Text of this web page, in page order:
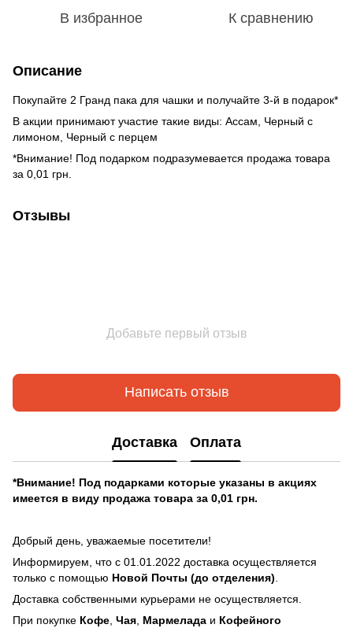
В избранное К сравнению
Описание
Покупайте 2 Гранд пака для чашки и получайте 3-й в подарок*
В акции принимают участие такие виды: Ассам, Черный с
лимоном, Черный с перцем
*Внимание! Под подарком подразумевается продажа товара
за 0,01 грн.
Отзывы
Добавьте первый отзыв
Написать отзыв
Доставка Оплата
*Внимание! Под подарками которые указаны в акциях
имеется в виду продажа товара за 0,01 грн.
Добрый день, уважаемые посетители!
Информируем, что с 01.01.2022 доставка осуществляется
только с помощью Новой Почты (до отделения)
Доставка собственными курьерами не осуществляется.
При покупке Кофе Чая Мармелада и Кофейного